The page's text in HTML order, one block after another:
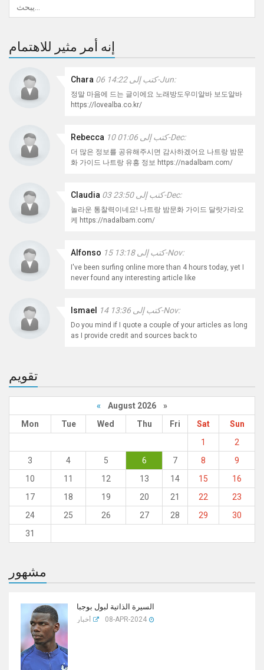
إنه أمر مثير للاهتمام
Chara كتب إلى 14:22 06-Jun:
정말 마음에 드는 글이에요 노래방도우미알바 보도알바
https://lovealba.co.kr/
Rebecca كتب إلى 01:06 10-Dec:
더 많은 정보를 공유해주시면 감사하겠어요 나트랑 밤문
화 가이드 나트랑 유흥 정보 https://nadalbam.com/
Claudia كتب إلى 23:50 03-Dec:
놀라운 통찰력이네요! 나트랑 밤문화 가이드 달랏가라오
케 https://nadalbam.com/
Alfonso كتب إلى 13:18 15-Nov:
I've been surfing online more than 4 hours today, yet I
never found any interesting article like
Ismael كتب إلى 13:36 14-Nov:
Do you mind if I quote a couple of your articles as long
as I provide credit and sources back to
تقويم
« August 2026 »
Mon
Tue Wed Thu Fri Sat
Sun
1
2
3
4 5 6 7 8
9
10
11 12 13 14 15
16
17
18 19 20 21 22
23
24
25 26 27 28 29
30
31
مشهور
السيرة الذاتية لبول بوجبا
أخبار 08-APR-2024